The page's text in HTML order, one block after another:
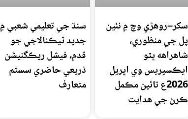
سکر–روهڙي وچ ۾ نئين
پل جي منظوري،
شاهراهه ڀٽو
ايڪسپريس وي اپريل
2026ع تائين مڪمل
ڪرڻ جي هدايت
سنڌ جي تعليمي شعبي ۾
جديد ٽيڪنالاجي جو
قدم، فيشل ريڪگنيشن
ذريعي حاضري سسٽم
متعارف